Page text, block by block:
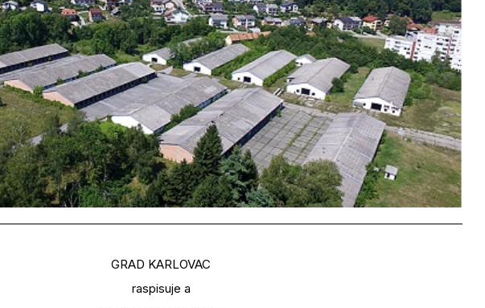
GRAD KARLOVAC
raspisuje a